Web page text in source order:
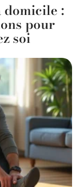
:
pour
soi